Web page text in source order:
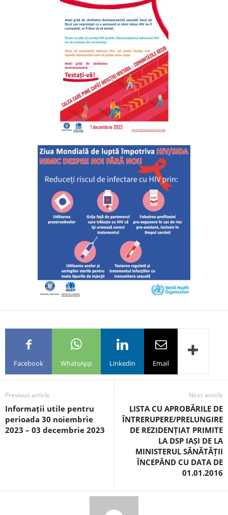
Facebook WhatsApp Linkedin Email
Previous article
Informații utile pentru
perioada 30 noiembrie
2023 – 03 decembrie 2023
Next article
LISTA CU APROBĂRILE DE
ÎNTRERUPERE/PRELUNGIRE
DE REZIDENȚIAT PRIMITE
LA DSP IAȘI DE LA
MINISTERUL SĂNĂTĂȚII
ÎNCEPÂND CU DATA DE
01.01.2016